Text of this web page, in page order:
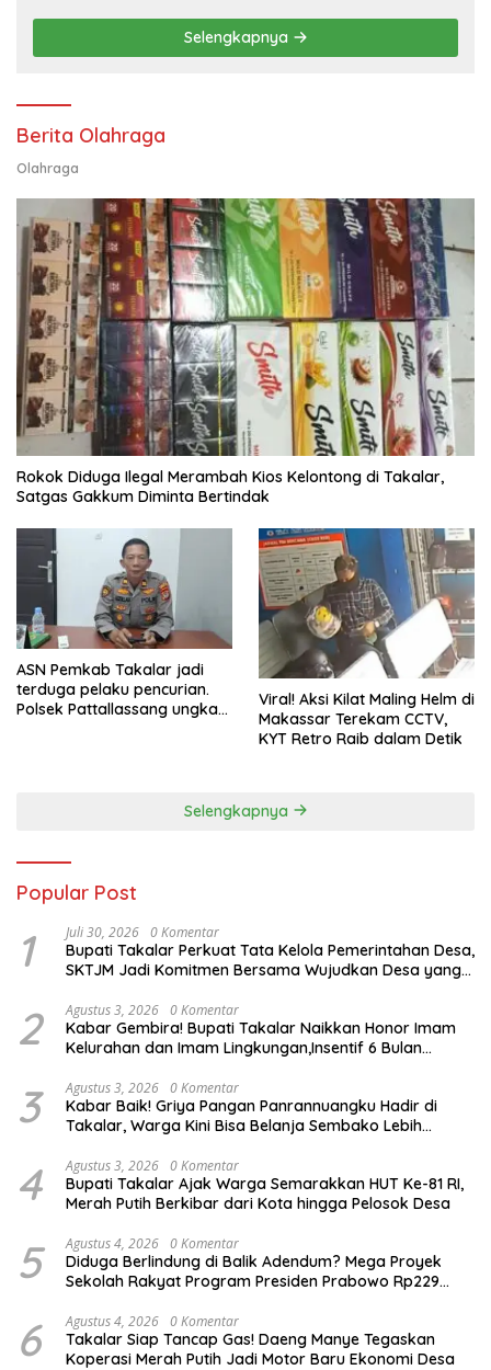
Selengkapnya
Berita Olahraga
Olahraga
Rokok Diduga Ilegal Merambah Kios Kelontong di Takalar,
Satgas Gakkum Diminta Bertindak
ASN Pemkab Takalar jadi
terduga pelaku pencurian.
Polsek Pattallassang ungkap
Viral! Aksi Kilat Maling Helm di
Makassar Terekam CCTV,
KYT Retro Raib dalam Detik
Selengkapnya
Popular Post
1 Juli 30, 2026 0 Komentar
Bupati Takalar Perkuat Tata Kelola Pemerintahan Desa,
SKTJM Jadi Komitmen Bersama Wujudkan Desa yang
2 Agustus 3, 2026 0 Komentar
Kabar Gembira! Bupati Takalar Naikkan Honor Imam
Kelurahan dan Imam Lingkungan,Insentif 6 Bulan
3 Agustus 3, 2026 0 Komentar
Kabar Baik! Griya Pangan Panrannuangku Hadir di
Takalar, Warga Kini Bisa Belanja Sembako Lebih
4 Agustus 3, 2026 0 Komentar
Bupati Takalar Ajak Warga Semarakkan HUT Ke-81 RI,
Merah Putih Berkibar dari Kota hingga Pelosok Desa
5 Agustus 4, 2026 0 Komentar
Diduga Berlindung di Balik Adendum? Mega Proyek
Sekolah Rakyat Program Presiden Prabowo Rp229
6 Agustus 4, 2026 0 Komentar
Takalar Siap Tancap Gas! Daeng Manye Tegaskan
Koperasi Merah Putih Jadi Motor Baru Ekonomi Desa